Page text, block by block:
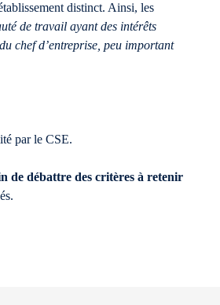
distinct. Ainsi, les
de travail ayant des intérêts
chef d’entreprise, peu important
par le CSE.
de débattre des critères à retenir